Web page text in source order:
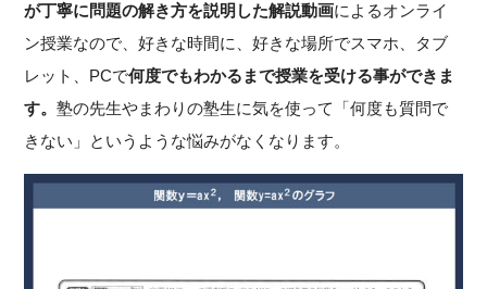
が丁寧に問題の解き方を説明した解説動画によるオンライ
ン授業なので、好きな時間に、好きな場所でスマホ、タブ
レット、PCで何度でもわかるまで授業を受ける事ができま
す。塾の先生やまわりの塾生に気を使って「何度も質問で
きない」というような悩みがなくなります。